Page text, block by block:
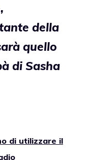
della
quello
di Sasha
di utilizzare il